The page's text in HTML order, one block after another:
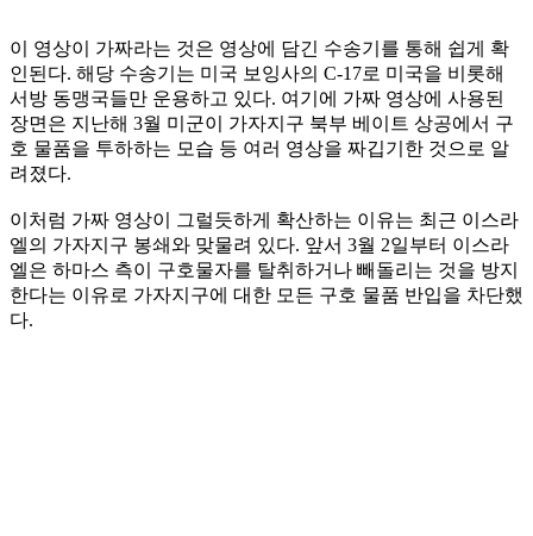
이 영상이 가짜라는 것은 영상에 담긴 수송기를 통해 쉽게 확
인된다. 해당 수송기는 미국 보잉사의 C-17로 미국을 비롯해
서방 동맹국들만 운용하고 있다. 여기에 가짜 영상에 사용된
장면은 지난해 3월 미군이 가자지구 북부 베이트 상공에서 구
호 물품을 투하하는 모습 등 여러 영상을 짜깁기한 것으로 알
려졌다.
이처럼 가짜 영상이 그럴듯하게 확산하는 이유는 최근 이스라
엘의 가자지구 봉쇄와 맞물려 있다. 앞서 3월 2일부터 이스라
엘은 하마스 측이 구호물자를 탈취하거나 빼돌리는 것을 방지
한다는 이유로 가자지구에 대한 모든 구호 물품 반입을 차단했
다.